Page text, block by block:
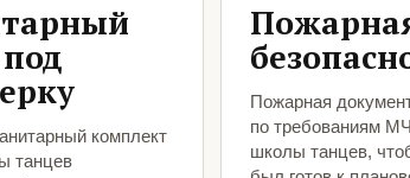
комплект
танцев
Пожарная
по требованиям
школы танцев,